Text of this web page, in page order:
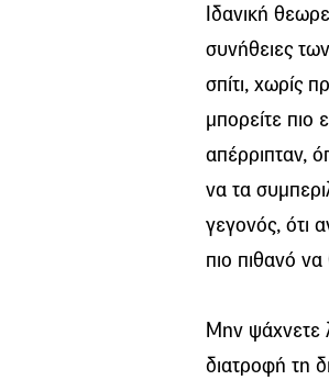
Ιδανική
συνήθειες
σπίτι, χωρίς
μπορείτε πιο
απέρριπταν,
να τα
γεγονός, ότι
πιο πιθανό να
Μην ψάχνετε
διατροφή τη